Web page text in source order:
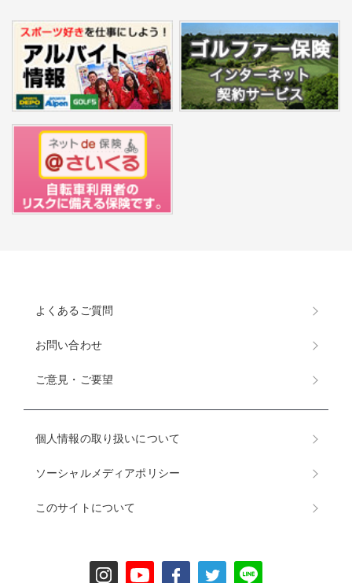
よくあるご質問
お問い合わせ
ご意見・ご要望
個人情報の取り扱いについて
ソーシャルメディアポリシー
このサイトについて